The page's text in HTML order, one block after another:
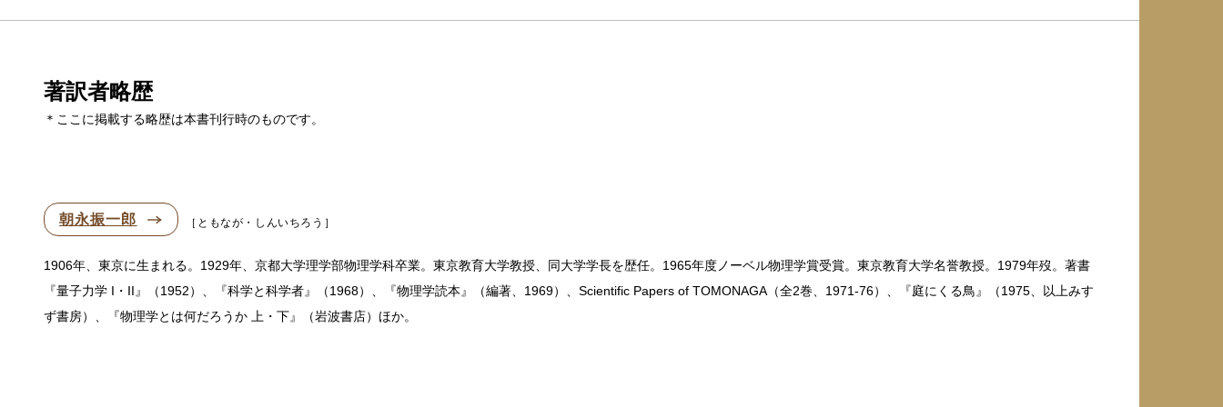
著訳者略歴
＊ここに掲載する略歴は本書刊行時のものです。
朝永振一郎 ともなが・しんいちろう
1906年、東京に生まれる。1929年、京都大学理学部物理学科卒業。東京教育大学教授、同大学学長を歴任。1965年度ノーベル物理学賞受賞。東京教育大学名誉教授。1979年歿。著書
『量子力学 I・II』（1952）、『科学と科学者』（1968）、『物理学読本』（編著、1969）、Scientific Papers of TOMONAGA（全2巻、1971-76）、『庭にくる鳥』（1975、以上みす
ず書房）、『物理学とは何だろうか 上・下』（岩波書店）ほか。